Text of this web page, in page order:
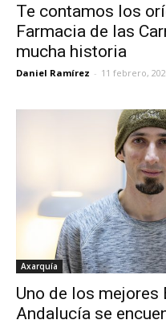
Te contamos los
Farmacia de las
mucha historia
Daniel Ramírez - 11 febrero,
Axarquía
Uno de los mejores
Andalucía se